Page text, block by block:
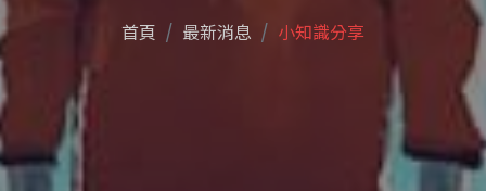
首頁 最新消息 小知識分享